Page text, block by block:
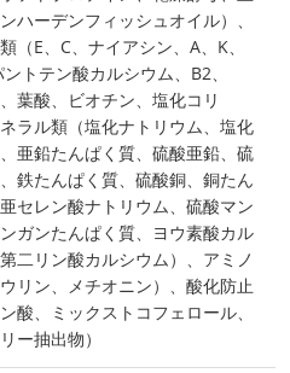
ハーデンフィッシュオイル）、
（E、C、ナイアシン、A、K、
トテン酸カルシウム、B2、
葉酸、ビオチン、塩化コリ
ラル類（塩化ナトリウム、塩化
亜鉛たんぱく質、硫酸亜鉛、硫
鉄たんぱく質、硫酸銅、銅たん
セレン酸ナトリウム、硫酸マン
ガンたんぱく質、ヨウ素酸カル
二リン酸カルシウム）、アミノ
リン、メチオニン）、酸化防止
酸、ミックストコフェロール、
ー抽出物）